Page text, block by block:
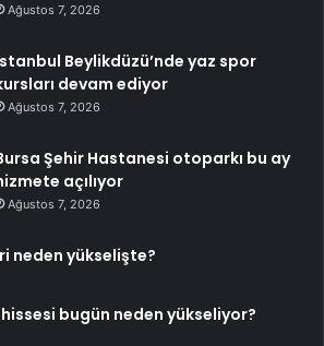
Ağustos 7, 2026
Beylikdüzü’nde yaz spor
devam ediyor
Ağustos 7, 2026
Şehir Hastanesi otoparkı bu ay
açılıyor
Ağustos 7, 2026
neden yükselişte?
bugün neden yükseliyor?